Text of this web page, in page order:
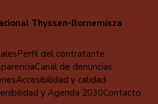
Thyssen-Bornemisza
Perfil del contratante
Canal de denuncias
Accesibilidad y calidad
y Agenda 2030Contacto